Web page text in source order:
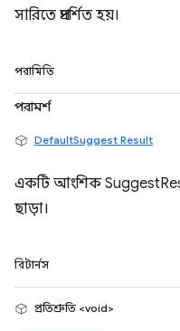
সারিতে প্রদর্শিত হয়।
পরামিতি
পরামর্শ
DefaultSuggest Result
একটি আংশিক
ছাড়া।
রিটার্নস
প্রতিশ্রুতি <void>